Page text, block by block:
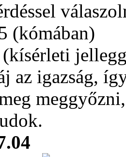
(kómában)
az igazság,